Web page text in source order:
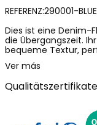
REFERENZ:290001-
Dies ist eine Denim-
die Übergangszeit.
bequeme Textur,
Kleinen. Das Design
einem schönen Blau
Größenauswahl
ein vielseitiges und
Ver más
Qualitätszertifikate